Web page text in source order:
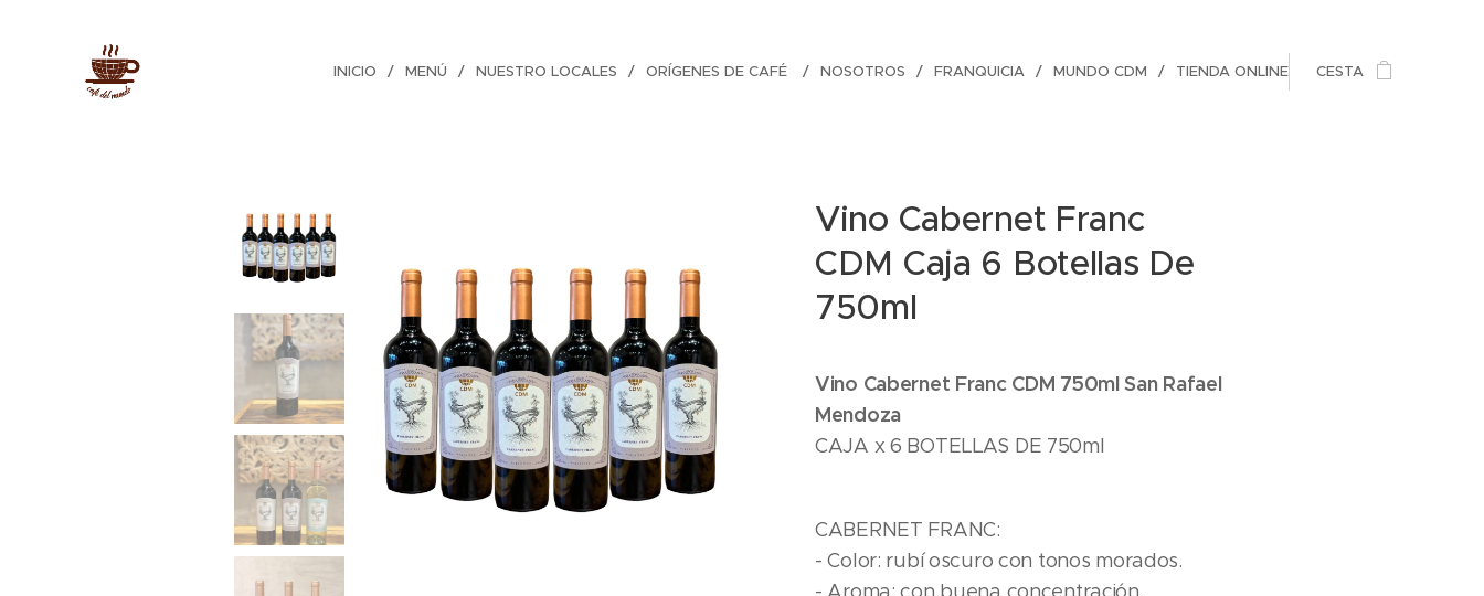
INICIO MENÚ NUESTRO LOCALES ORÍGENES DE CAFÉ NOSOTROS FRANQUICIA MUNDO CDM TIENDA ONLINE CESTA
Vino Cabernet Franc
CDM Caja 6 Botellas De
750ml
Vino Cabernet Franc CDM 750ml San Rafael
Mendoza
CAJA x 6 BOTELLAS DE 750ml
CABERNET FRANC:
- Color: rubí oscuro con tonos morados.